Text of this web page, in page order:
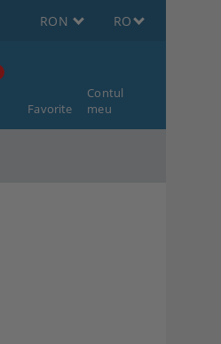
RON RO
Favorite
Contul
meu